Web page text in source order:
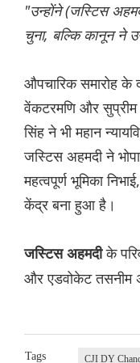
"उन्होंने (जस्टिस
चुना, बल्कि कानून ने
औपचारिक समारोह के
वेंकटरमणि और सुप्रीम
सिंह ने भी महान
जस्टिस अहमदी ने
महत्वपूर्ण भूमिका
केंद्र बना हुआ है।
जस्टिस अहमदीके
और एडवोकेट तसनीम
Tags CJI DY